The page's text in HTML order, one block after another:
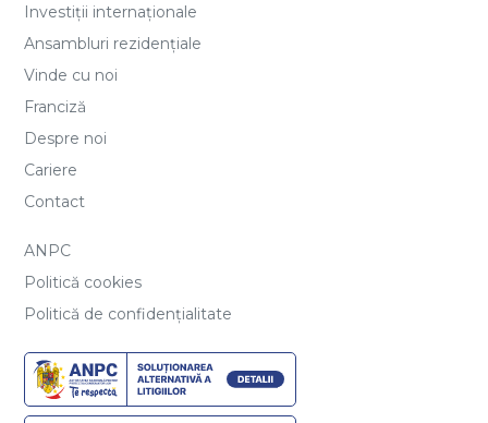
Investiții internaționale
Ansambluri rezidențiale
Vinde cu noi
Franciză
Despre noi
Cariere
Contact
ANPC
Politică cookies
Politică de confidențialitate